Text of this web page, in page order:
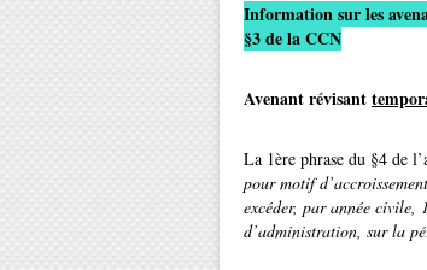
Information sur les
§3 de la CCN
Avenant révisant
La 1ère phrase du §4 de
pour motif
excéder, par année civile,
d’administration, sur la